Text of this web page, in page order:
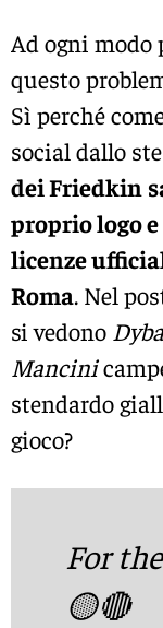
Ad ogni modo
questo
Sì perché
social dallo
dei Friedkin
proprio logo
licenze
Roma. Nel
si vedono
Mancini
stendardo
gioco?
For
🟡🔴